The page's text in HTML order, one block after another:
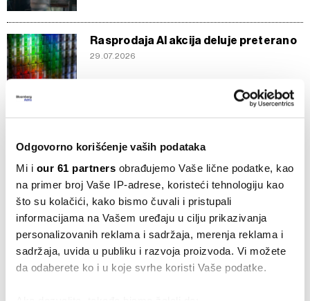
Odgovorno korišćenje vaših podataka
Mi i our 61 partners obrađujemo Vaše lične podatke, kao
na primer broj Vaše IP-adrese, koristeći tehnologiju kao
što su kolačići, kako bismo čuvali i pristupali
informacijama na Vašem uređaju u cilju prikazivanja
personalizovanih reklama i sadržaja, merenja reklama i
sadržaja, uvida u publiku i razvoja proizvoda. Vi možete
da odaberete ko i u koje svrhe koristi Vaše podatke.
Rasprodaja AI akcija deluje preterano
29.07.2026
Rasprodaja akcija proizvođača čipova
28.07.2026
Japanske i južnokorejske akcije pale
zbog rasprodaje čipova
28.07.2026
Rasprodaja akcija proizvođača čipova